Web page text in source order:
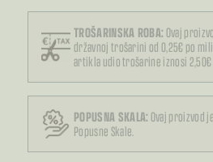
TROŠARINSKA ROBA: Ovaj
državnoj trošarini od 0,25€ po
artikla udio trošarine iznosi 2,50€
POPUSNA SKALA: Ovaj proizvod
Popusne Skale.